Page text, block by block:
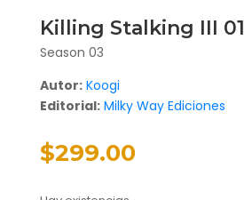
Killing Stalking III 01
Season 03
Autor: Koogi
Editorial: Milky Way Ediciones
$299.00